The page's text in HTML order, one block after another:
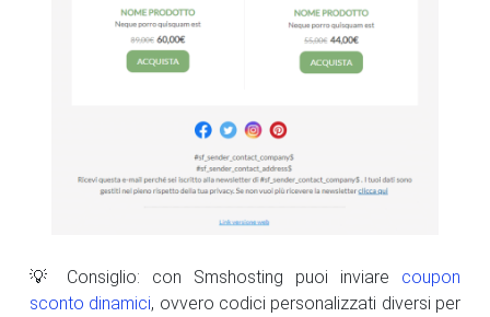
💡 Consiglio: con Smshosting puoi inviare coupon
sconto dinamici, ovvero codici personalizzati diversi per